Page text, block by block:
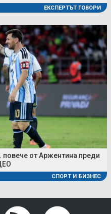
ЕКСПЕРТЪТ ГОВОРИ
повече от Аржентина преди
СПОРТ И БИЗНЕС